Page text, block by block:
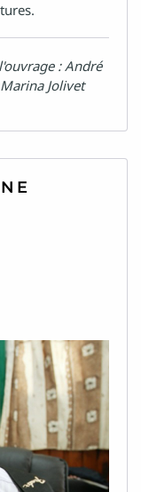
: André
Jolivet